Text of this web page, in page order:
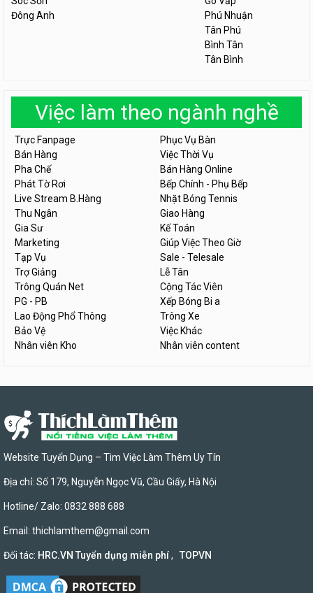
Đông Anh
Phú Nhuận
Tân Phú
Bình Tân
Tân Bình
Việc làm theo ngành nghề
Trực Fanpage
Phục Vụ Bàn
Bán Hàng
Việc Thời Vụ
Pha Chế
Bán Hàng Online
Phát Tờ Rơi
Bếp Chính - Phụ Bếp
Live Stream B.Hàng
Nhặt Bóng Tennis
Thu Ngân
Giao Hàng
Gia Sư
Kế Toán
Marketing
Giúp Việc Theo Giờ
Tạp Vụ
Sale - Telesale
Trợ Giảng
Lễ Tân
Trông Quán Net
Cộng Tác Viên
PG - PB
Xếp Bóng Bi a
Lao Động Phổ Thông
Trông Xe
Bảo Vệ
Việc Khác
Nhân viên Kho
Nhân viên content
Website Tuyển Dụng – Tìm Việc Làm Thêm Uy Tín
Địa chỉ: Số 179, Nguyễn Ngọc Vũ, Cầu Giấy, Hà Nội
Hotline/ Zalo: 0832 888 688
Email: thichlamthem@gmail.com
Đối tác: HRC.VN Tuyển dụng miễn phí, TOPVN